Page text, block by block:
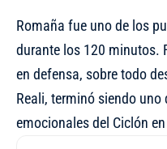
Romaña fue uno de los
durante los 120 minutos.
en defensa, sobre todo
Reali, terminó siendo
emocionales del Ciclón